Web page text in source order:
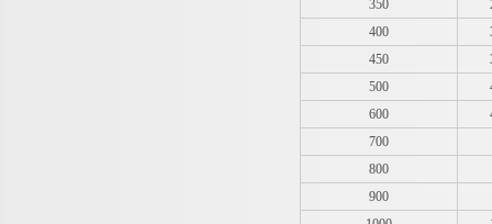
350
400
450
500
600
700
800
900